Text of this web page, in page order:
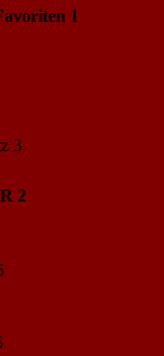
1
3
2